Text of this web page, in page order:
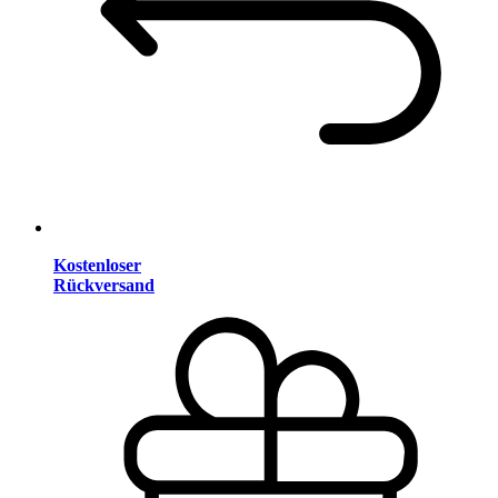
Kostenloser
Rückversand